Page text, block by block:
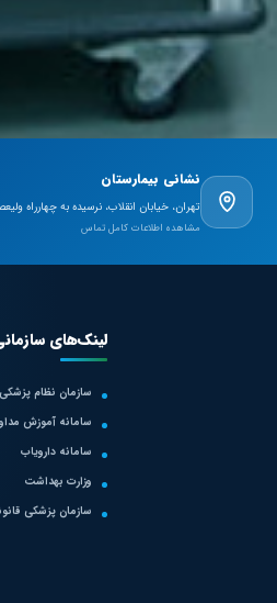
نشانی بیمارستان
تهران، خیابان انقلاب، نرسیده به چهارراه
مشاهده اطلاعات کامل تماس
لینک‌های
سازمان نظام پزشکی
سامانه آموزش
سامانه دارویاب
وزارت بهداشت
سازمان پزشکی